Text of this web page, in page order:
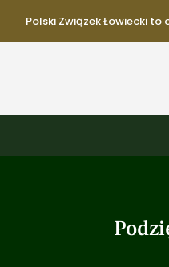
Polski Związek Łowiecki